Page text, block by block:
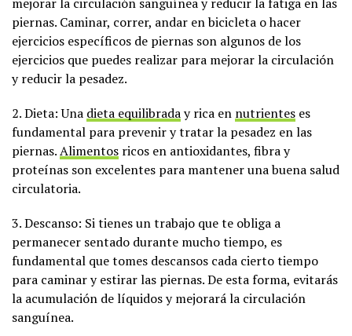
piernas. Caminar, correr, andar en bicicleta o hacer
ejercicios específicos de piernas son algunos de los
ejercicios que puedes realizar para mejorar la circulación
y reducir la pesadez.
2. Dieta: Una dieta equilibraday rica en nutrientes es
fundamental para prevenir y tratar la pesadez en las
piernas.Alimentos ricos en antioxidantes, fibra y
proteínas son excelentes para mantener una buena salud
circulatoria.
3. Descanso: Si tienes un trabajo que te obliga a
permanecer sentado durante mucho tiempo, es
fundamental que tomes descansos cada cierto tiempo
para caminar y estirar las piernas. De esta forma, evitarás
la acumulación de líquidos y mejorará la circulación
sanguínea.